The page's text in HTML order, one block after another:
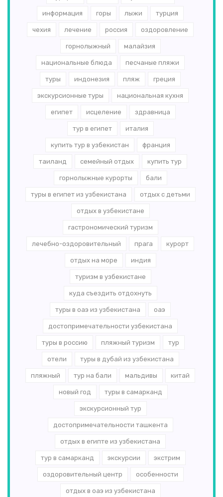
информация горы лыжи турция
чехия лечение россия оздоровление
горнолыжный малайзия
национальные блюда песчаные пляжи
туры индонезия пляж греция
экскурсионные туры национальная кухня
египет исцеление здравница
тур в египет италия
купить тур в узбекистан франция
таиланд семейный отдых купить тур
горнолыжные курорты бали
туры в египет из узбекистана отдых с детьми
отдых в узбекистане
гастрономический туризм
лечебно-оздоровительный прага курорт
отдых на море индия
туризм в узбекистане
куда съездить отдохнуть
туры в оаэ из узбекистана оаэ
достопримечательности узбекистана
туры в россию пляжный туризм тур
отели туры в дубай из узбекистана
пляжный тур на бали мальдивы китай
новый год туры в самарканд
экскурсионный тур
достопримечательности ташкента
отдых в египте из узбекистана
тур в самарканд экскурсии экстрим
оздоровительный центр особенности
отдых в оаэ из узбекистана